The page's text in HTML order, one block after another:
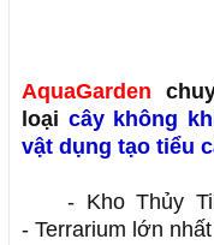
AquaGarden
loại cây không
vật dụng tạo tiểu
- Kho Thủy
- Terrarium lớn